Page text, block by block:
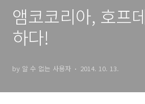
앰코코리아, 호프
하다!
by 알 수 없는 사용자 2014. 10. 13.